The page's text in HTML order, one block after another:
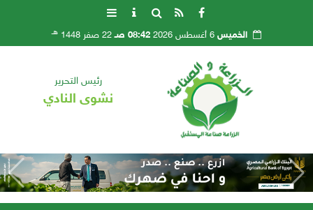
الخميس 08:42 صـ 22 صفر 1448 هـ
رئيس التحرير
نشوى النادي